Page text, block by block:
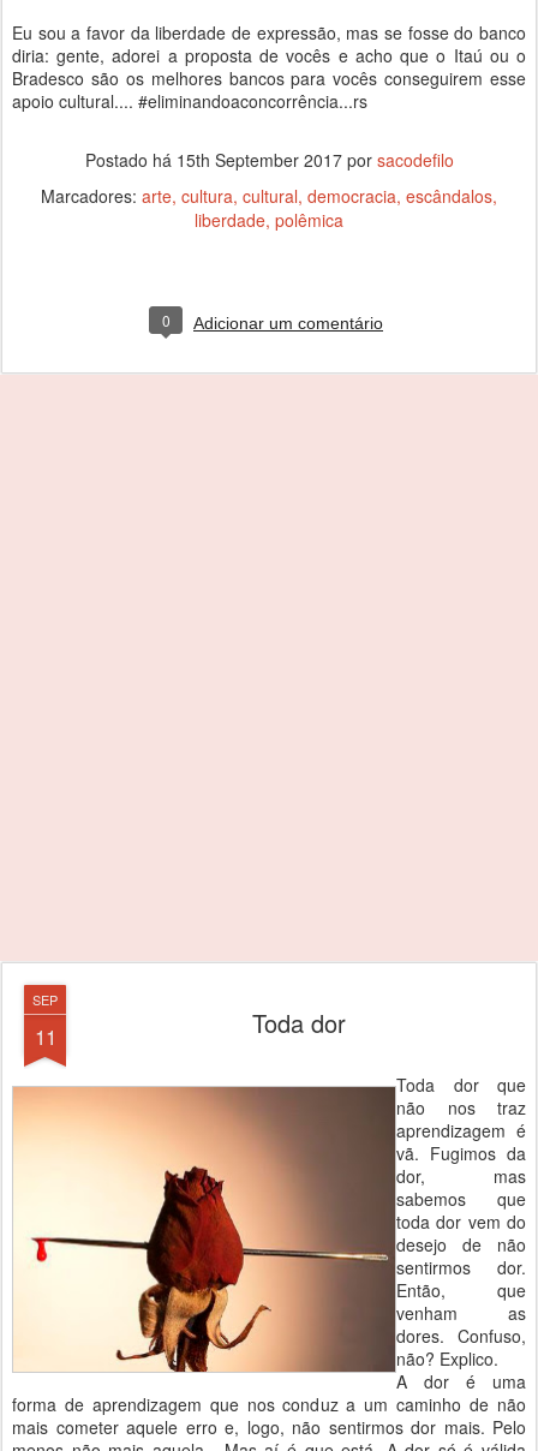
Eu sou a favor da liberdade de expressão, mas se fosse do banco
diria: gente, adorei a proposta de vocês e acho que o Itaú ou o
Bradesco são os melhores bancos para vocês conseguirem esse
apoio cultural.... #eliminandoaconcorrência...rs
Postado há 15th September 2017por sacodefilo
Marcadores: arte cultura cultural democracia escândalos
liberdade polêmica
0 Adicionar um comentário
SEP
11 Toda dor
Toda dor que
não nos traz
aprendizagem é
vã. Fugimos da
dor, mas
sabemos que
toda dor vem do
desejo de não
sentirmos dor.
Então, que
venham as
dores. Confuso,
não? Explico.
A dor é uma
forma de aprendizagem que nos conduz a um caminho de não
mais cometer aquele erro e, logo, não sentirmos dor mais. Pelo